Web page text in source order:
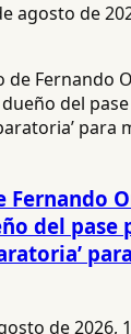
agosto de
Fernando
del pase
de 2026,